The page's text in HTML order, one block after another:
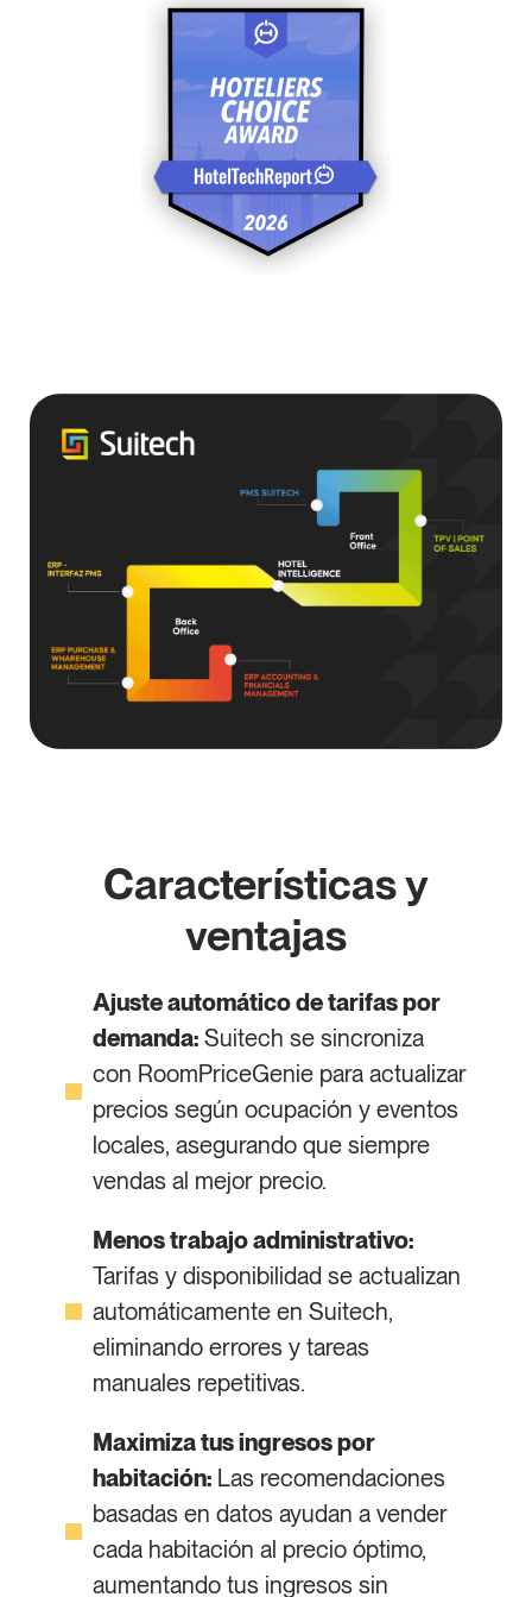
Características y
ventajas
Ajuste automático de tarifas por
demanda:Suitech se sincroniza
con RoomPriceGenie para actualizar
precios según ocupación y eventos
locales, asegurando que siempre
vendas al mejor precio.
Menos trabajo administrativo:
Tarifas y disponibilidad se actualizan
automáticamente en Suitech,
eliminando errores y tareas
manuales repetitivas.
Maximiza tus ingresos por
habitación:Las recomendaciones
basadas en datos ayudan a vender
cada habitación al precio óptimo,
aumentando tus ingresos sin